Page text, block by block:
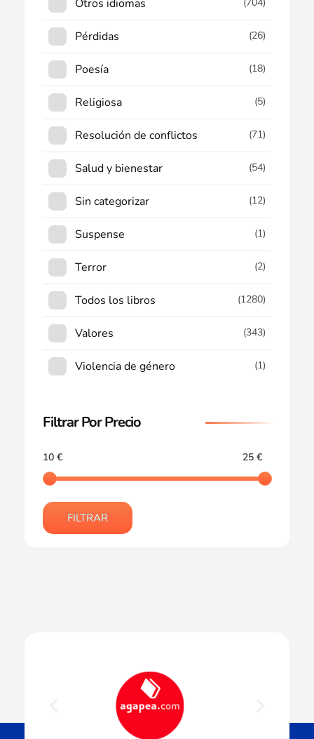
Otros idiomas
Pérdidas (26)
Poesía (18)
Religiosa (5)
Resolución de conflictos (71)
Salud y bienestar (54)
Sin categorizar (12)
Suspense (1)
Terror (2)
Todos los libros (1280)
Valores (343)
Violencia de género (1)
Filtrar Por Precio
10 € 25 €
FILTRAR